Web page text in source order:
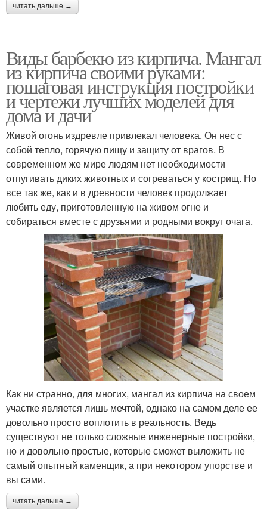
читать дальше →
Виды барбекю из кирпича. Мангал
из кирпича своими руками:
пошаговая инструкция постройки
и чертежи лучших моделей для
дома и дачи
Живой огонь издревле привлекал человека. Он нес с
собой тепло, горячую пищу и защиту от врагов. В
современном же мире людям нет необходимости
отпугивать диких животных и согреваться у кострищ. Но
все так же, как и в древности человек продолжает
любить еду, приготовленную на живом огне и
собираться вместе с друзьями и родными вокруг очага.
Как ни странно, для многих, мангал из кирпича на своем
участке является лишь мечтой, однако на самом деле ее
довольно просто воплотить в реальность. Ведь
существуют не только сложные инженерные постройки,
но и довольно простые, которые сможет выложить не
самый опытный каменщик, а при некотором упорстве и
вы сами.
читать дальше →